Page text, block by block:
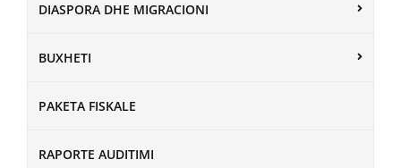
DIASPORA DHE MIGRACIONI
BUXHETI
PAKETA FISKALE
RAPORTE AUDITIMI